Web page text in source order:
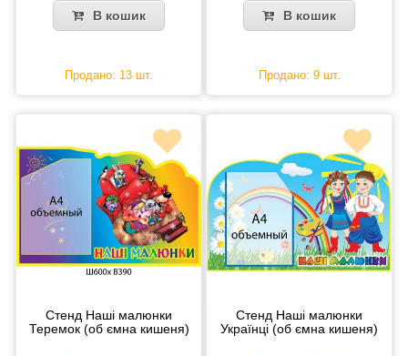
В кошик
Продано: 13 шт.
В кошик
Продано: 9 шт.
Стенд Наші малюнки
Теремок (об ємна кишеня)
Стенд Наші малюнки
Українці (об ємна кишеня)